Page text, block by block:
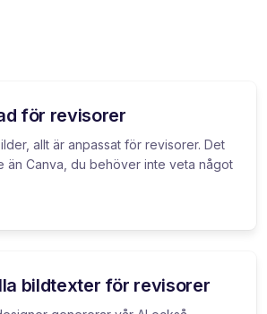
för revisorer
allt är anpassat för revisorer. Det
än Canva, du behöver inte veta något
bildtexter för revisorer